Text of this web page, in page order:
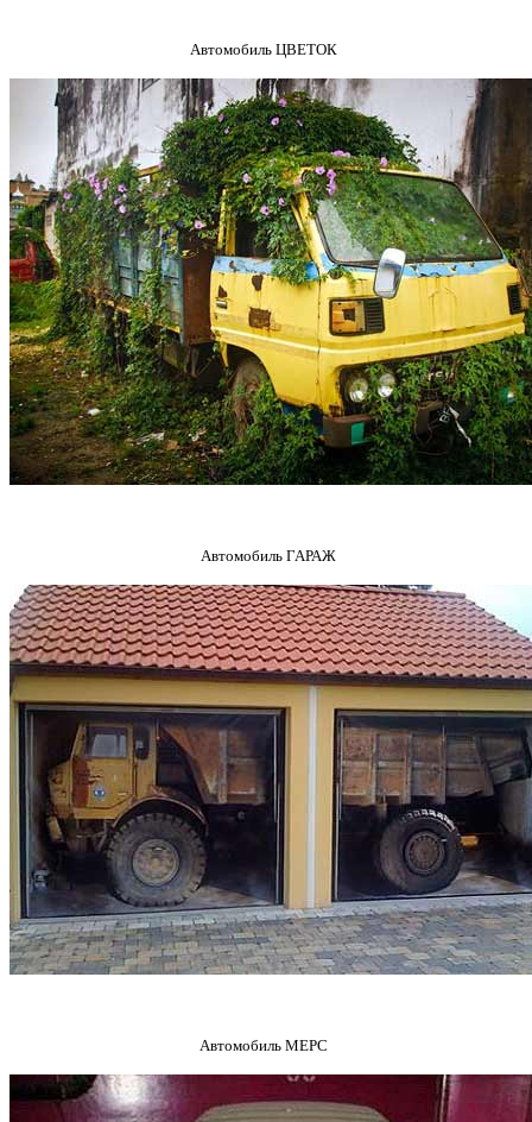
Автомобиль ЦВЕТОК
Автомобиль ГАРАЖ
Автомобиль МЕРС